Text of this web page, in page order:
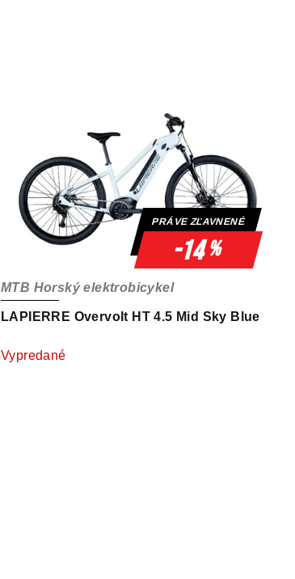
PRÁVE ZĽAVNENÉ
-14%
LAPIERRE Overvolt HT 4.5 Mid Sky Blue
MTB Horský elektrobicykel
Vypredané